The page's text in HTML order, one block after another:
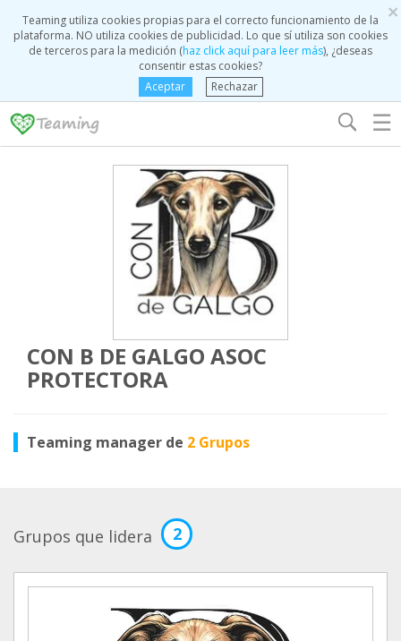
×
Teaming utiliza cookies propias para el correcto funcionamiento de la
plataforma. NO utiliza cookies de publicidad. Lo que sí utiliza son cookies
de terceros para la medición (haz click aquí para leer más), ¿deseas
consentir estas cookies?
Aceptar
Rechazar
☰
CON B DE GALGO ASOC
PROTECTORA
Teaming manager de 2 Grupos
Grupos que lidera 2